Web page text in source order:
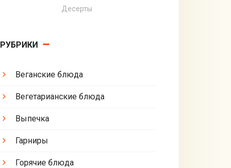
Десерты
РУБРИКИ
Веганские блюда
Вегетарианские блюда
Выпечка
Гарниры
Горячие блюда